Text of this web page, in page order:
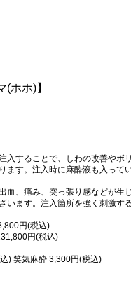
(ホホ)】
入することで、しわの改善や
ます。注入時に麻酔液も入って
血、痛み、突っ張り感などが
います。注入箇所を強く刺激す
円(税込)
円(税込)
) 笑気麻酔 3,300円(税込)